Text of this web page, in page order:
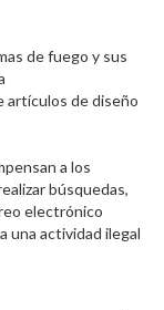
de fuego y sus
artículos de diseño
a los
búsquedas,
electrónico
una actividad ilegal